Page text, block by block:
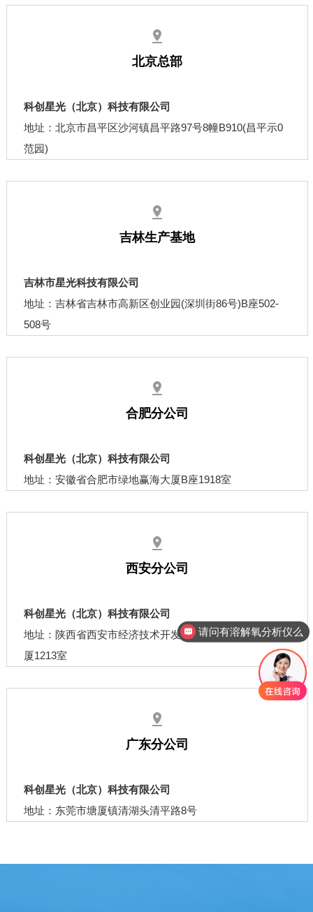
北京总部
科创星光（北京）科技有限公司
地址：北京市昌平区沙河镇昌平路97号8幢B910(昌平示0
范园)
吉林生产基地
吉林市星光科技有限公司
地址：吉林省吉林市高新区创业园(深圳街86号)B座502-
508号
合肥分公司
科创星光（北京）科技有限公司
地址：安徽省合肥市绿地赢海大厦B座1918室
西安分公司
科创星光（北京）科技有限公司
地址：陕西省西安市经济技术开发区文景北路11号星舍大
厦1213室
广东分公司
科创星光（北京）科技有限公司
地址：东莞市塘厦镇清湖头清平路8号
请问有溶解氧分析仪么